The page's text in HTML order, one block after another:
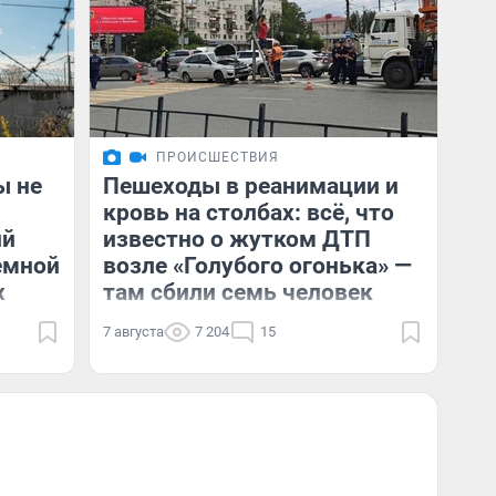
не
ПРОИСШЕСТВИЯ
Пешеходы в реанимации и
кровь на столбах: всё, что
известно о жутком ДТП
возле «Голубого огонька» —
там сбили семь человек
7 августа 7 204 15